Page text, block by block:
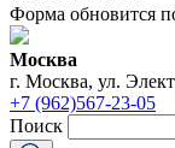
Форма обновится
Москва
г. Москва, ул.
+7 (962)567-23-05
Поиск